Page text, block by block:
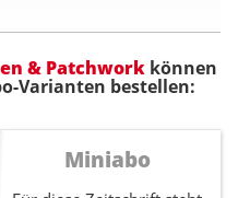
& Patchwork können
Varianten bestellen:
Miniabo